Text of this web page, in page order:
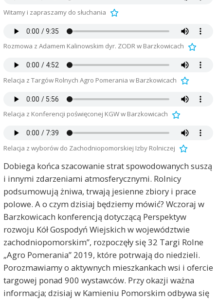
Witamy i zapraszamy do słuchania
Rozmowa z Adamem Kalinowskim dyr. ZODR w Barzkowicach
Relacja z Targów Rolnych Agro Pomerania w Barzkowicach
Relacja z Konferencji poświęconej KGW w Barzkowicach
Relacja z wyborów do Zachodniopomorskiej Izby Rolniczej
Dobiega końca szacowanie strat spowodowanych suszą
i innymi zdarzeniami atmosferycznymi. Rolnicy
podsumowują żniwa, trwają jesienne zbiory i prace
polowe. A o czym dzisiaj będziemy mówić? Wczoraj w
Barzkowicach konferencją dotyczącą Perspektyw
rozwoju Kół Gospodyń Wiejskich w województwie
zachodniopomorskim”, rozpoczęły się 32 Targi Rolne
„Agro Pomerania” 2019, które potrwają do niedzieli.
Porozmawiamy o aktywnych mieszkankach wsi i ofercie
targowej ponad 900 wystawców. Przy okazji ważna
informacja; dzisiaj w Kamieniu Pomorskim odbywa się